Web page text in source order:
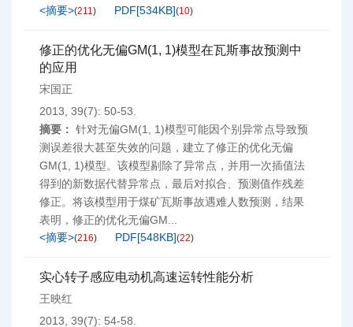
<摘要>(211) PDF[534KB](10)
修正的优化无偏GM(1, 1)模型在瓦斯事故预测中
的应用
宋国正
2013, 39(7): 50-53.
摘要： 针对无偏GM(1, 1)模型可能因个别异常点导致预
测误差很大甚至失效的问题，建立了修正的优化无偏
GM(1, 1)模型。该模型剔除了异常点，并用一次插值法
得到的新数据代替异常点，最后对拟合、预测值作残差
修正。将该模型用于煤矿瓦斯事故遇难人数预测，结果
表明，修正的优化无偏GM...
<摘要>(216) PDF[548KB](22)
实心转子感应电动机高速运转性能分析
王映红
2013, 39(7): 54-58.